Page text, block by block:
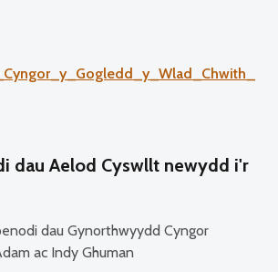
dau Aelod Cyswllt newydd i'r
dau Gynorthwyydd Cyngor
ac Indy Ghuman